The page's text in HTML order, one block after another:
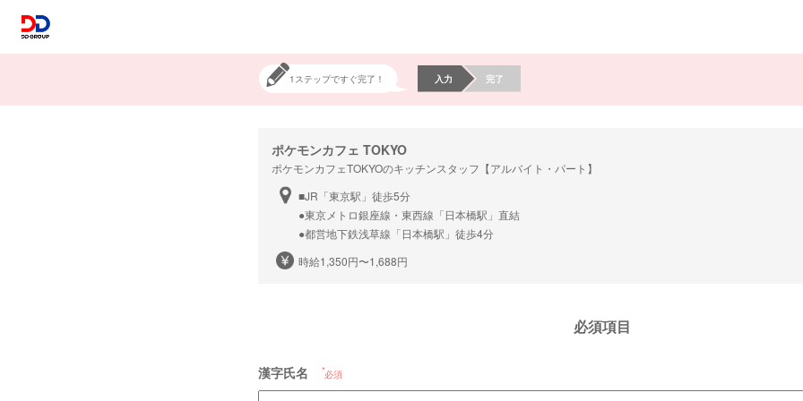
1ステップですぐ完了！ 入力 完了
ポケモンカフェ TOKYO
ポケモンカフェTOKYOのキッチンスタッフ【アルバイト・パート】
■JR「東京駅」徒歩5分
●東京メトロ銀座線・東西線「日本橋駅」直結
●都営地下鉄浅草線「日本橋駅」徒歩4分
時給1,350円〜1,688円
必須項目
漢字氏名 必須